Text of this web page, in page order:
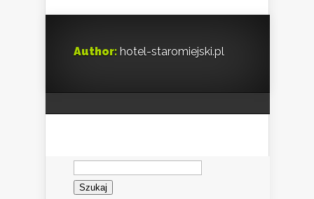
Author: hotel-staromiejski.pl
Szukaj: